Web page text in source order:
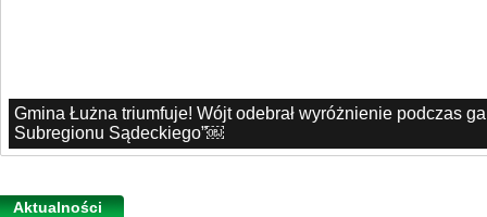
Gmina Łużna triumfuje! Wójt odebrał wyróżnienie podczas
Subregionu Sądeckiego”￼
Aktualności